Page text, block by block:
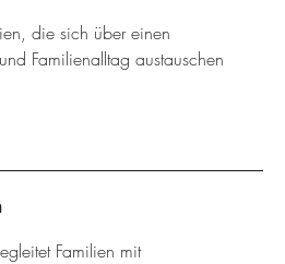
die sich über einen
Familienalltag austauschen
Familien mit